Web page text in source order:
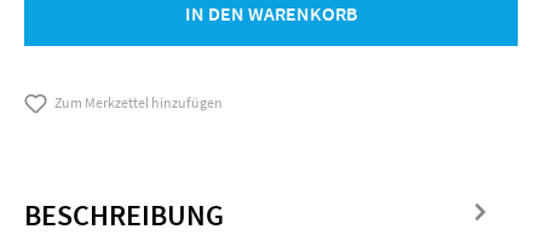
IN DEN WARENKORB
Zum Merkzettel hinzufügen
BESCHREIBUNG